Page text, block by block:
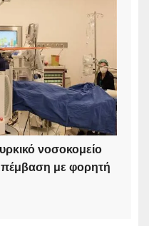
νοσοκομείο
με φορητή